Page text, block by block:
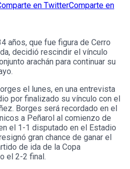
en TwitterComparte en
años, que fue figura de Cerro
decidió rescindir el vínculo
arachán para continuar su
el lunes, en una entrevista
por finalizado su vínculo con el
Borges será recordado en el
a Peñarol al comienzo de
el 1-1 disputado en el Estadio
gran chance de ganar el
de ida de la Copa
el 2-2 final.